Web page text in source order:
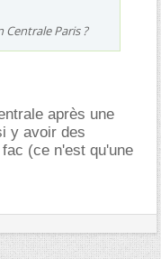
Centrale Paris ?
après une
y avoir des
(ce n'est qu'une